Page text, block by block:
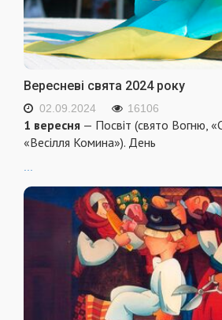
Вересневі свята 2024 року
02.09.2024 16106
1 вересня — Посвіт (свято Вогню,
«Весілля Комина»). День